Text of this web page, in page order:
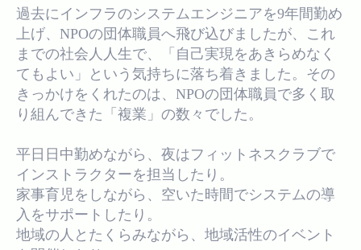
過去にインフラのシステムエンジニアを9年間勤め
上げ、NPOの団体職員へ飛び込びましたが、これ
までの社会人人生で、「自己実現をあきらめなく
てもよい」という気持ちに落ち着きました。その
きっかけをくれたのは、NPOの団体職員で多く取
り組んできた「複業」の数々でした。
平日日中勤めながら、夜はフィットネスクラブで
インストラクターを担当したり。
家事育児をしながら、空いた時間でシステムの導
入をサポートしたり。
地域の人とたくらみながら、地域活性のイベント